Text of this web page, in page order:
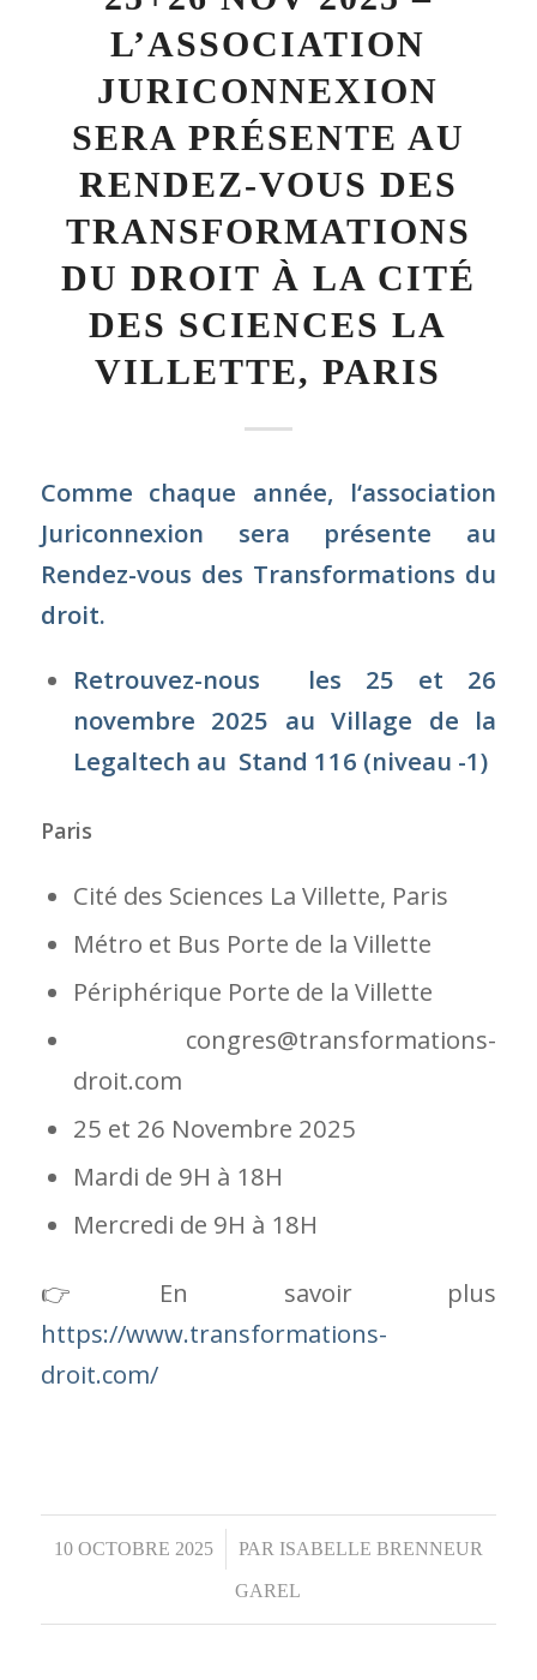
VILLETTE, PARIS
Comme chaque année, l‘association
Juriconnexionsera présente au
Rendez-vous des Transformations du
droit.
novembre 2025 au Village de la
Stand 116 (niveau -1)
Paris
Cité des Sciences La Villette, Paris
Métro et Bus Porte de la Villette
congres@transformations-
droit.com
Mardi de 9H à 18H
Mercredi de 9H à 18H
👉En savoir plus
https://www.transformations-
droit.com/
10 OCTOBRE 2025
/ PARISABELLE BRENNEUR
PRÉSENTATION & ACTIVITÉS DE
L'ASSOCIATION
3 DECEMBRE 2025 – 9H